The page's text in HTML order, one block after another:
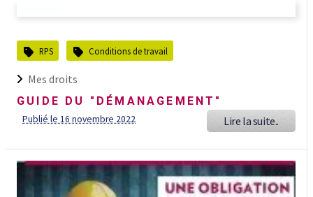
RPS Conditions de travail
Mes droits
GUIDE DU "DÉMANAGEMENT"
Publié le 16 novembre 2022 Lire la suite..